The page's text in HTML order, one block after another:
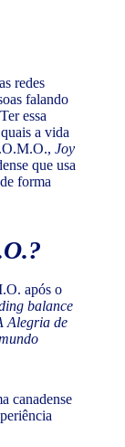
redes
falando
essa
a vida
Joy
que usa
forma
após o
balance
Alegria de
canadense